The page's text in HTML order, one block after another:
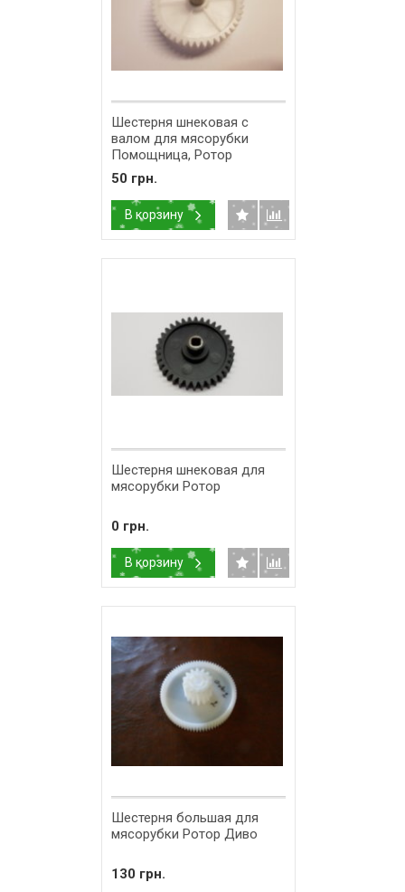
Шестерня шнековая с
валом для мясорубки
Помощница, Ротор
50 грн.
В корзину
Шестерня шнековая для
мясорубки Ротор
0 грн.
В корзину
Шестерня большая для
мясорубки Ротор Диво
130 грн.